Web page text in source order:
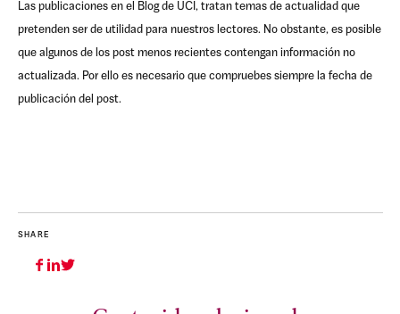
Las publicaciones en el Blog de UCI, tratan temas de actualidad que
pretenden ser de utilidad para nuestros lectores. No obstante, es posible
que algunos de los post menos recientes contengan información no
actualizada. Por ello es necesario que compruebes siempre la fecha de
publicación del post.
SHARE